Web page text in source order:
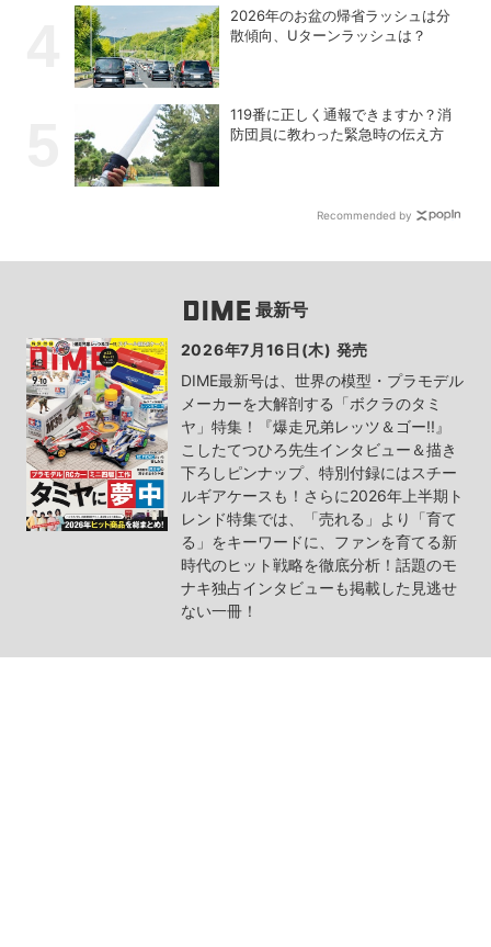
2026年のお盆の帰省ラッシュは分
散傾向、Uターンラッシュは？
119番に正しく通報できますか？消
防団員に教わった緊急時の伝え方
Recommended by
最新号
2026年7月16日(木) 発売
DIME最新号は、世界の模型・プラモデル
メーカーを大解剖する「ボクラのタミ
ヤ」特集！『爆走兄弟レッツ＆ゴー!!』
こしたてつひろ先生インタビュー＆描き
下ろしピンナップ、特別付録にはスチー
ルギアケースも！さらに2026年上半期ト
レンド特集では、「売れる」より「育て
る」をキーワードに、ファンを育てる新
時代のヒット戦略を徹底分析！話題のモ
ナキ独占インタビューも掲載した見逃せ
ない一冊！